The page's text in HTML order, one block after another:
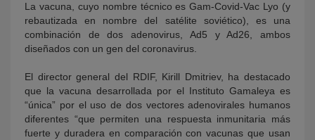
La vacuna, cuyo nombre técnico es Gam-Covid-Vac Lyo (y
rebautizada en nombre del satélite soviético), es una
combinación de dos adenovirus, Ad5 y Ad26, ambos
diseñados con un gen del coronavirus.
El director general del RDIF, Kirill Dmitriev, ha destacado
que la vacuna desarrollada por el Instituto Gamaleya es
“única” por el uso de dos vectores adenovirales humanos
diferentes “que permiten una respuesta inmunitaria más
fuerte y duradera en comparación con vacunas que usan